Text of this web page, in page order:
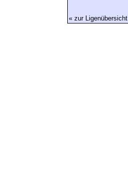
« zur Ligenübersicht